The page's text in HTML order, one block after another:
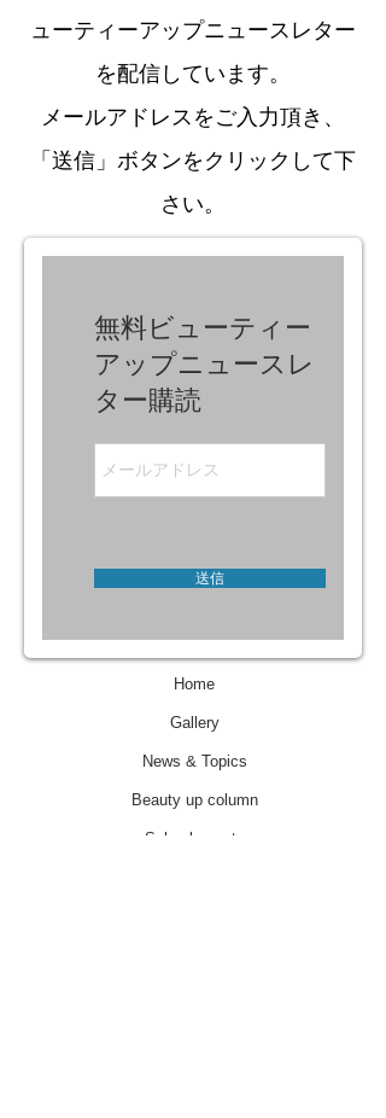
ューティーアップニュースレター
を配信しています。
メールアドレスをご入力頂き、
「送信」ボタンをクリックして下
さい。
無料ビューティー
アップニュースレ
ター購読
送信
Home
Gallery
News & Topics
Beauty up column
Salon la sente